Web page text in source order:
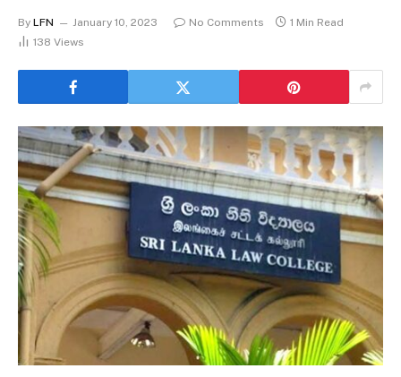
By LFN January 10, 2023 No Comments
1 Min Read
138 Views